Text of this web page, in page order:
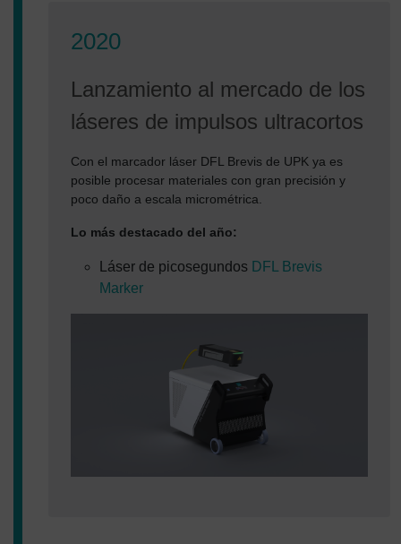
2020
Lanzamiento al mercado de los
láseres de impulsos ultracortos
Con el marcador láser DFL Brevis de UPK ya es
posible procesar materiales con gran precisión y
poco daño a escala micrométrica.
Lo más destacado del año:
Láser de picosegundos DFL Brevis
Marker